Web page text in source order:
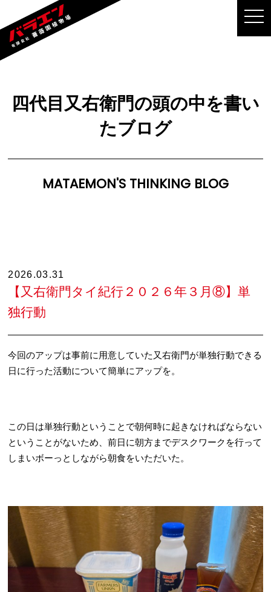
四代目又右衛門の頭の中を書い
たブログ
MATAEMON'S THINKING BLOG
2026.03.31
【又右衛門タイ紀行２０２６年３月⑧】単
独行動
今回のアップは事前に用意していた又右衛門が単独行動できる
日に行った活動について簡単にアップを。
この日は単独行動ということで朝何時に起きなければならない
ということがないため、前日に朝方までデスクワークを行って
しまいボーっとしながら朝食をいただいた。